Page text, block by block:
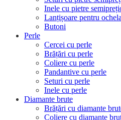
Inele cu pietre
Lanțișoare pentru
Butoni
Perle
Cercei cu perle
Brățări cu perle
Coliere cu perle
Pandantive cu perle
Seturi cu perle
Inele cu perle
Diamante brute
Brățări cu diamante
Coliere cu diamante